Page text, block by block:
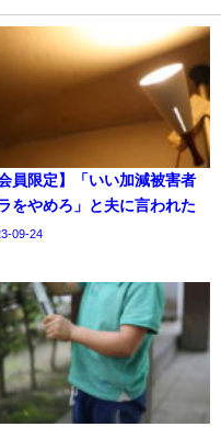
会員限定】「いい加減被害者
をやめろ」と夫に言われた
09-24